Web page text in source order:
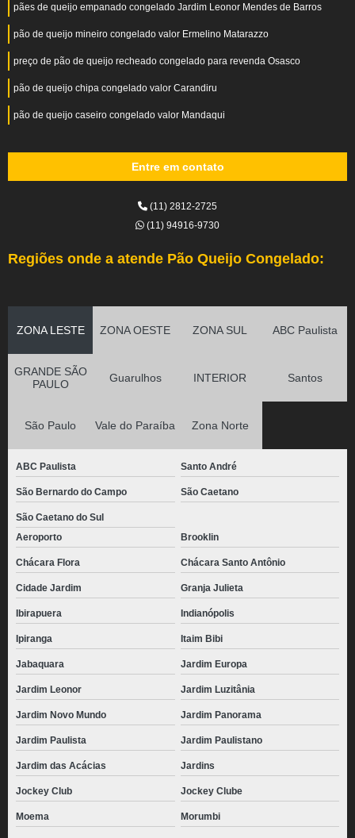
pães de queijo empanado congelado Jardim Leonor Mendes de Barros
pão de queijo mineiro congelado valor Ermelino Matarazzo
preço de pão de queijo recheado congelado para revenda Osasco
pão de queijo chipa congelado valor Carandiru
pão de queijo caseiro congelado valor Mandaqui
Entre em contato
(11) 2812-2725
(11) 94916-9730
Regiões onde a atende Pão Queijo Congelado:
ZONA LESTE ZONA OESTE ZONA SUL ABC Paulista
GRANDE SÃO
PAULO
Guarulhos INTERIOR Santos
São Paulo Vale do Paraíba Zona Norte
ABC Paulista Santo André
São Bernardo do Campo São Caetano
São Caetano do Sul
Aeroporto
Brooklin
Chácara Flora Chácara Santo Antônio
Cidade Jardim Granja Julieta
Ibirapuera Indianópolis
Ipiranga Itaim Bibi
Jabaquara Jardim Europa
Jardim Leonor Jardim Luzitânia
Jardim Novo Mundo Jardim Panorama
Jardim Paulista Jardim Paulistano
Jardim das Acácias Jardins
Jockey Club Jockey Clube
Moema Morumbi